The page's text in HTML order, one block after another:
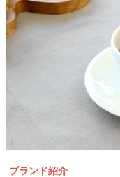
ブランド紹介